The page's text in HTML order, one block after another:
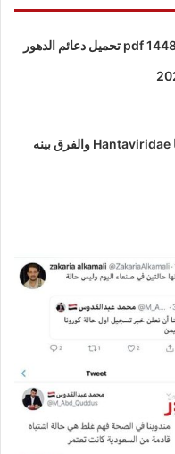
كتاب عظائم الدهور pdf 1448 تحميل دعائم الدهور
اعراض فيروس هانتا Hantaviridae والفرق بينه